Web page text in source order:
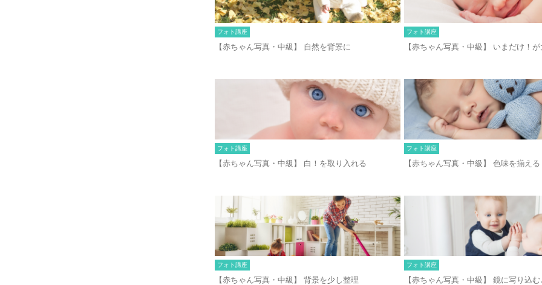
フォト講座
【赤ちゃん写真・中級】 自然を背景に
フォト講座
【赤ちゃん写真・中級】 いまだけ！
フォト講座
【赤ちゃん写真・中級】 白！を取り入れる
フォト講座
【赤ちゃん写真・中級】 色味を揃える
フォト講座
【赤ちゃん写真・中級】 背景を少し整理
フォト講座
【赤ちゃん写真・中級】 鏡に写り込